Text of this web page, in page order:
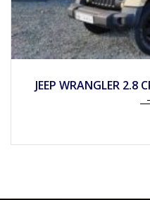
JEEP WRANGLER 2.8